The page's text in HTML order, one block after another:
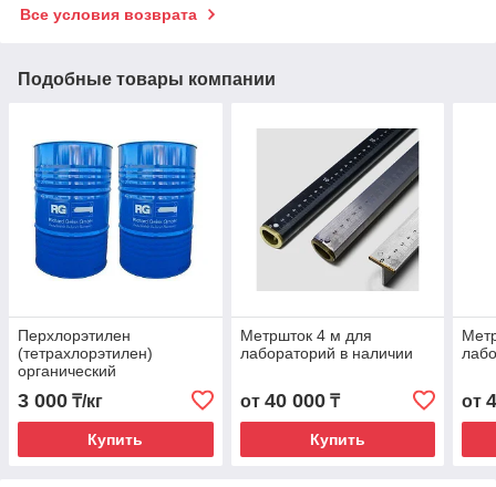
Все условия возврата
Подобные товары компании
Перхлорэтилен
(тетрахлорэтилен)
органический
3 000 ₸/кг
Купить
Метршток 4 м для
лабораторий в наличии
от 40 000₸
Купить
от